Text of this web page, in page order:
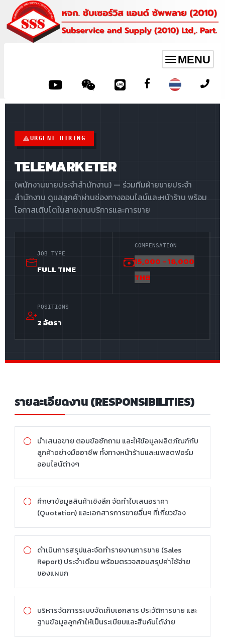
Toggle
navigation
MENU
URGENT HIRING
TELEMARKETER
(พนักงานขายประจำสำนักงาน) — ร่วมทีมฝ่ายขายประจำ
สำนักงาน ดูแลลูกค้าผ่านช่องทางออนไลน์และหน้าร้าน พร้อม
โอกาสเติบโตในสายงานบริการและการขาย
JOB TYPE
FULL TIME
COMPENSATION
15,000 - 18,000
THB
POSITIONS
2 อัตรา
รายละเอียดงาน (RESPONSIBILITIES)
นำเสนอขาย ตอบข้อซักถาม และให้ข้อมูลผลิตภัณฑ์กับ
ลูกค้าอย่างมืออาชีพ ทั้งทางหน้าร้านและแพลตฟอร์ม
ออนไลน์ต่างๆ
ศึกษาข้อมูลสินค้าเชิงลึก จัดทำใบเสนอราคา
(Quotation) และเอกสารการขายอื่นๆ ที่เกี่ยวข้อง
ดำเนินการสรุปและจัดทำรายงานการขาย (Sales
Report) ประจำเดือน พร้อมตรวจสอบสรุปค่าใช้จ่าย
ของแผนก
บริหารจัดการระบบจัดเก็บเอกสาร ประวัติการขาย และ
ฐานข้อมูลลูกค้าให้เป็นระเบียบและสืบค้นได้ง่าย